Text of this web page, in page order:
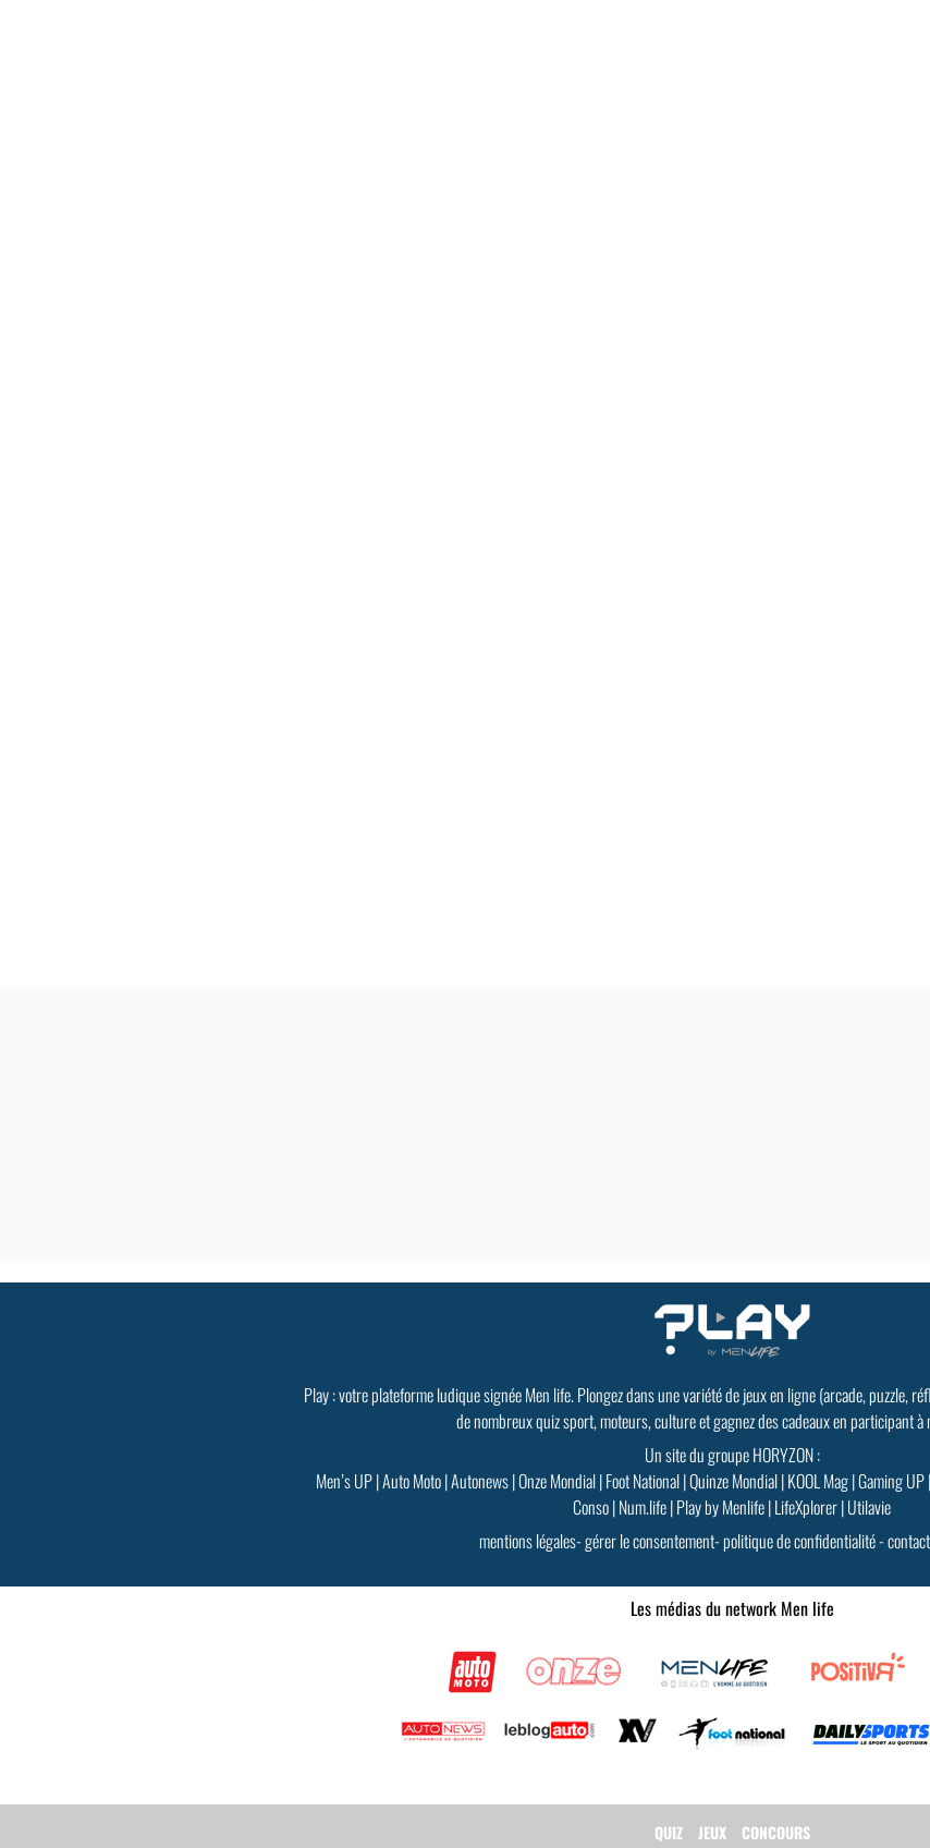
Play : votre plateforme ludique signée Men life. Plongez dans une variété de jeux en ligne (arcade, puzzle,
de nombreux quiz sport, moteurs, culture et gagnez des cadeaux en participant à
Un site du groupe HORYZON :
Men’s UP|Auto Moto|Autonews|Onze Mondial|Foot National|Quinze Mondial|KOOL Mag|Gaming UP|
Conso|Num.life|Play by Menlife|LifeXplorer|Utilavie
mentions légales-gérer le consentement-politique de confidentialité-contact
Les médias du network Men life
QUIZ JEUX CONCOURS